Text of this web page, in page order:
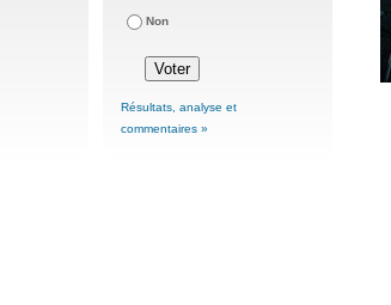
Non
Résultats, analyse et
commentaires »